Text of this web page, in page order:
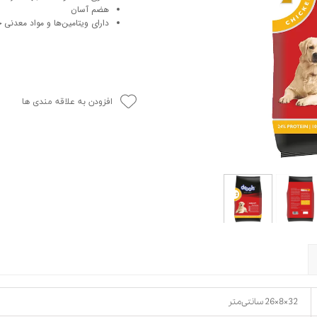
غذا گربه
بچه گربه
گربه
سگ
هضم آسان
دارای ویتامین‌ها و مواد
افزودن به علاقه مندی ها
32×8×26 سانتی‌متر